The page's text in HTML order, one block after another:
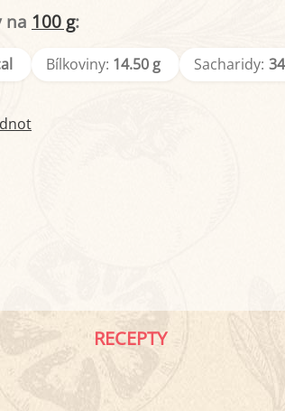
na 100 g:
Bílkoviny: 14.50 g Sacharidy:
RECEPTY